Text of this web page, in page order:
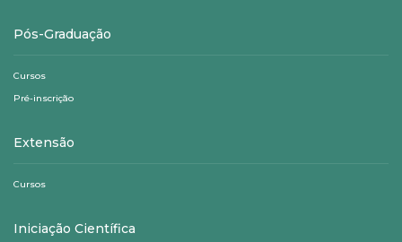
Pós-Graduação
Cursos
Pré-inscrição
Extensão
Cursos
Iniciação Científica